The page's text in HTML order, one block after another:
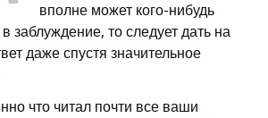
вполне может кого-нибудь
заблуждение, то следует дать на
даже спустя значительное
что читал почти все ваши